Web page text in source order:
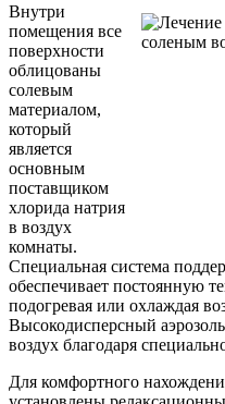
Внутри
помещения все
поверхности
облицованы
солевым
материалом,
который
является
основным
поставщиком
хлорида натрия
в воздух
комнаты.
Специальная система
обеспечивает постоянную
подогревая или охлаждая
Высокодисперсный
воздух благодаря
Для комфортного